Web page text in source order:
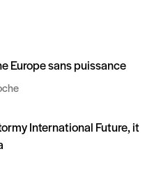
Europe sans puissance
International Future, it